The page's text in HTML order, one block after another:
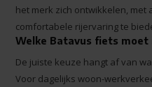
het merk zich ontwikkelen, met
comfortabele rijervaring te
Welke Batavus fiets moet
De juiste keuze hangt af van
Voor dagelijks woon-